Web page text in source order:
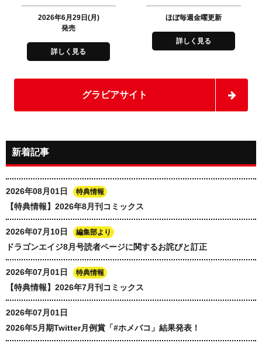
2026年6月29日(月)
発売
詳しく見る
ほぼ毎週金曜更新
詳しく見る
グラビアサイト
新着記事
2026年08月01日 特典情報
【特典情報】2026年8月刊コミックス
2026年07月10日 編集部より
ドラゴンエイジ8月号読者ページに関するお詫びと訂正
2026年07月01日 特典情報
【特典情報】2026年7月刊コミックス
2026年07月01日
2026年5月期Twitter月例賞「#ホメバコ」結果発表！